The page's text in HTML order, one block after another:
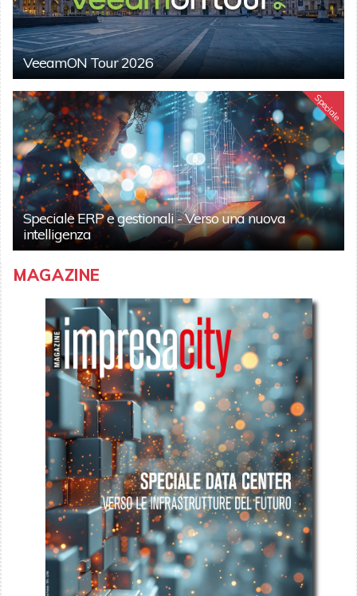
VeeamON Tour 2026
Speciale
Speciale ERP e gestionali - Verso una nuova
intelligenza
MAGAZINE